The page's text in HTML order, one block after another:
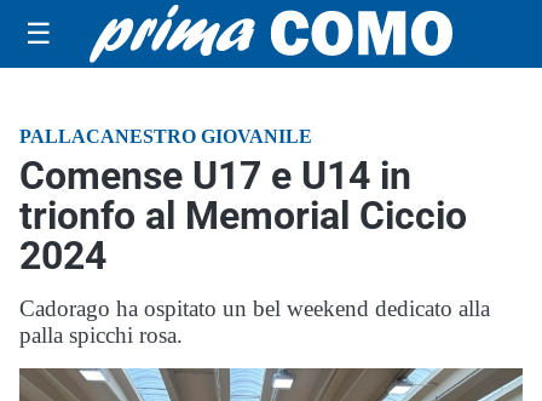
☰
PALLACANESTRO GIOVANILE
Comense U17 e U14 in
trionfo al Memorial Ciccio
2024
Cadorago ha ospitato un bel weekend dedicato alla
palla spicchi rosa.